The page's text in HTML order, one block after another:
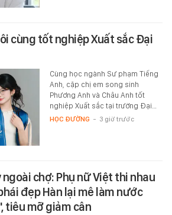
cùng tốt nghiệp Xuất sắc Đại
Cùng học ngành Sư phạm Tiếng
Anh, cặp chị em song sinh
Phương Anh và Châu Anh tốt
nghiệp Xuất sắc tại trường Đại…
HỌC ĐƯỜNG - 3 giờ trước
chợ: Phụ nữ Việt thi nhau
đẹp Hàn lại mê làm nước
tiêu mỡ giảm cân